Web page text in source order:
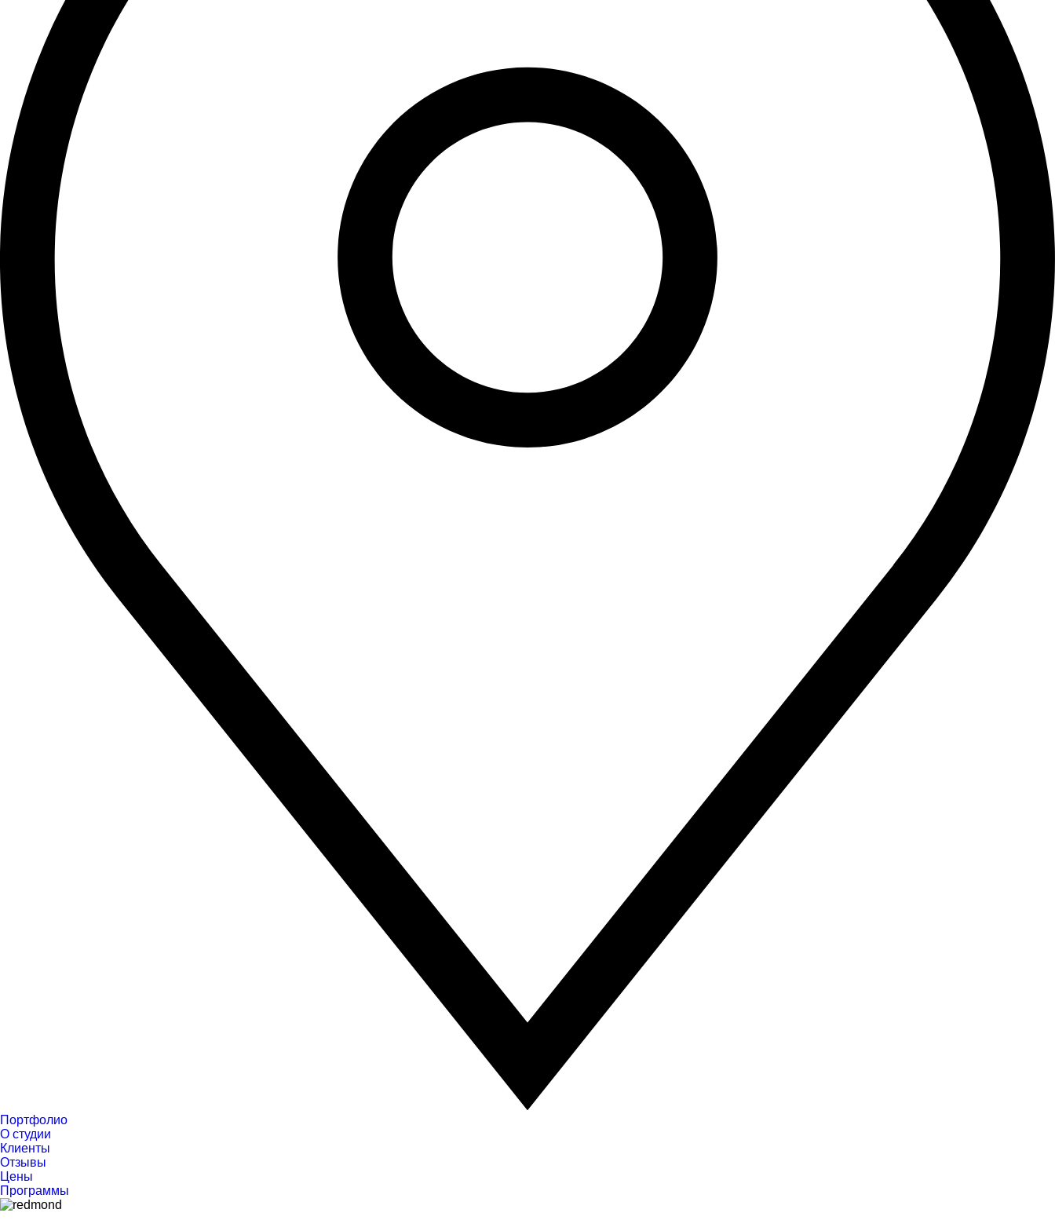
Портфолио
О студии
Клиенты
Отзывы
Цены
Программы